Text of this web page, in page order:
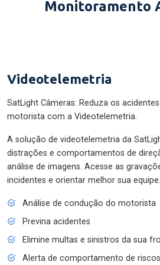
Monitoramento
Videotelemetria
SatLight Câmeras: Reduza os
motorista com a Videotelemetria.
A solução de videotelemetria da
distrações e comportamentos de
análise de imagens. Acesse as
incidentes e orientar melhor sua equipe.
Análise de condução do motorista
Previna acidentes
Elimine multas e sinistros da sua
Alerta de comportamento de riscos